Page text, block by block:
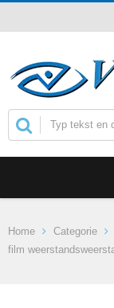
Home Categorie
film